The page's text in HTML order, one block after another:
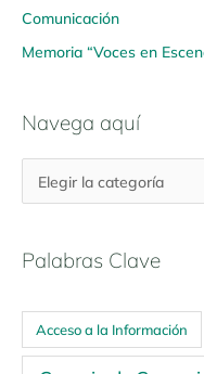
Comunicación
Memoria “Voces en
Navega aquí
Palabras Clave
Acceso a la Información